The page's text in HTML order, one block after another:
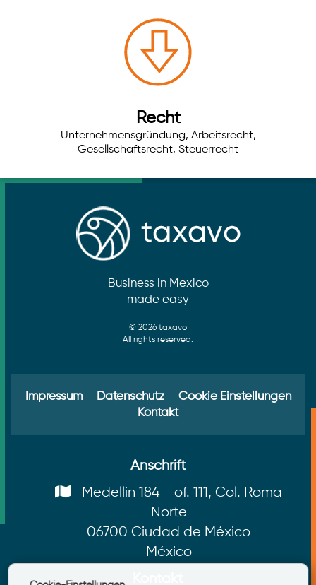
Recht
Unternehmensgründung, Arbeitsrecht,
Gesellschaftsrecht, Steuerrecht
Business in Mexico
made easy
© 2026 taxavo
All rights reserved.
Impressum Datenschutz
Cookie Einstellungen
Kontakt
Anschrift
Medellin 184 - of. 111, Col. Roma
Norte
06700 Ciudad de México
México